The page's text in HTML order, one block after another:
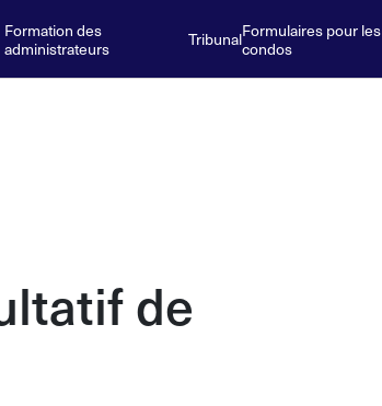
Formation des
administrateurs
TribunalFormulaires pour les
condos
de